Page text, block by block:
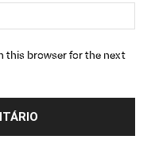
this browser for the next